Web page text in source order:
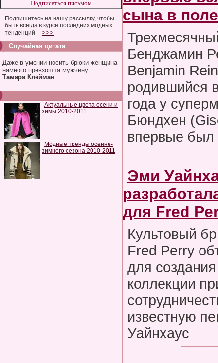
Подписаться письмом
Подпишитесь на нашу рассылку, чтобы
быть всегда в курсе последних модных
тенденций!
>>>
Случайная цитата
Даже в умении носить брюки женщина
намного превзошла мужчину.
Тамара Клейман
Актуальные цвета осени и
зимы 2010-2011
Модные тренды осенне-
зимнего сезона 2010-2011
сына в
Бенджамин
Benjamin
родившийся
года у
Бюндхен
впервые был
Эми
для Fred
Культовый
Fred Perry
для
коллекции
известную
Уайнхаус